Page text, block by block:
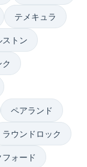
テメキュラ
ストン
ペアランド
ラウンドロック
フォード